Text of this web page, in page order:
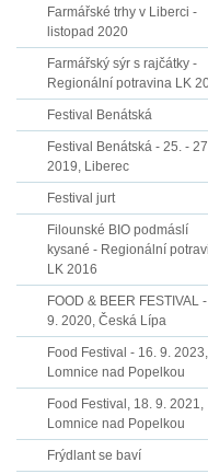
Farmářské trhy v Liberci -
listopad 2020
Farmářský sýr s rajčátky -
Regionální potravina LK
Festival Benátská
Festival Benátská - 25. -
2019, Liberec
Festival jurt
Filounské BIO podmáslí
kysané - Regionální
LK 2016
FOOD & BEER FESTIVAL -
9. 2020, Česká Lípa
Food Festival - 16. 9. 2023,
Lomnice nad Popelkou
Food Festival, 18. 9. 2021,
Lomnice nad Popelkou
Frýdlant se baví